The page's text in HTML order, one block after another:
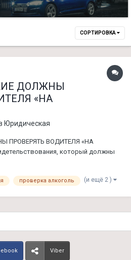
СОРТИРОВКА
ДОЛЖНЫ
«НА
Юридическая
ПРОВЕРЯТЬ ВОДИТЕЛЯ «НА
который должны
-является одной из мер
по делу об административном
проверка алкоголь (и ещё 2 )
Viber